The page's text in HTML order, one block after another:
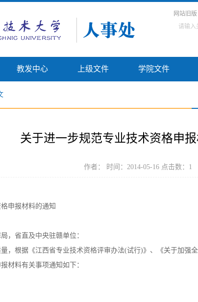
网站旧版
教发中心 上级文件 学院文件
关于进一步规范专业技术资格申
作者： 时间：2014-05-16 点击数： 1
申报材料的通知
，省直及中央驻赣单位：
，根据《江西省专业技术资格评审办法(试行)》、《关于加强
材料有关事项通知如下：